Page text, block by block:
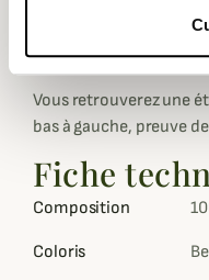
poignets boutonnés et
mains.
Vous retrouverez une
bas à gauche, preuve
Fiche
Composition
Coloris